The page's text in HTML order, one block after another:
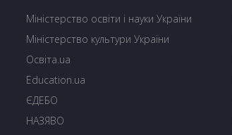
Міністерство освіти і науки України
Міністерство культури України
Освіта.ua
Education.ua
ЄДЕБО
НАЗЯВО